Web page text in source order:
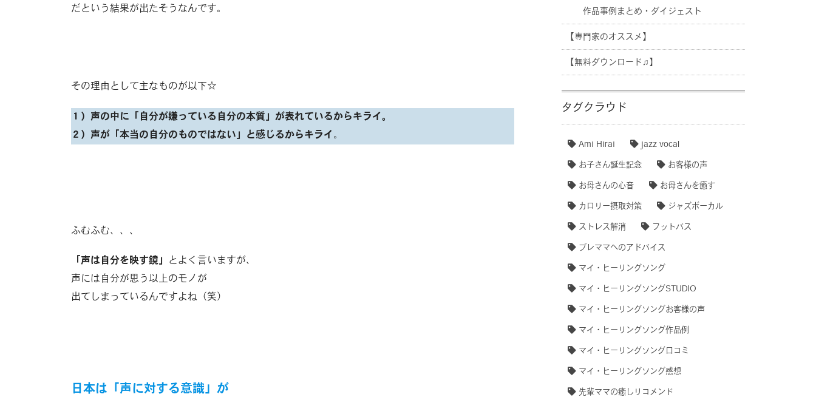
だという結果が出たそうなんです。
その理由として主なものが以下☆
１）声の中に「自分が嫌っている自分の本質」が表れているからキライ。
２）声が「本当の自分のものではない」と感じるからキライ 。
ふむふむ、、、
「声は自分を映す鏡」
とよく言いますが、
声には自分が思う以上のモノが
出てしまっているんですよね（笑）
日本は「声に対する意識」が
作品事例まとめ・ダイジェスト
【専門家のオススメ】
【無料ダウンロード♫】
タグクラウド
Ami Hirai jazz vocal
お子さん誕生記念 お客様の声
お母さんの心音 お母さんを癒す
カロリー摂取対策 ジャズボーカル
ストレス解消 フットバス
プレママへのアドバイス
マイ・ヒーリングソング
マイ・ヒーリングソングSTUDIO
マイ・ヒーリングソングお客様の声
マイ・ヒーリングソング作品例
マイ・ヒーリングソング口コミ
マイ・ヒーリングソング感想
先輩ママの癒しリコメンド